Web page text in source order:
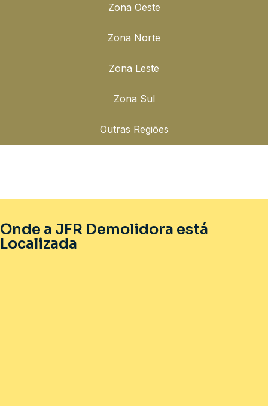
Zona Oeste
Zona Norte
Zona Leste
Zona Sul
Outras Regiões
Onde a JFR Demolidora está
Localizada